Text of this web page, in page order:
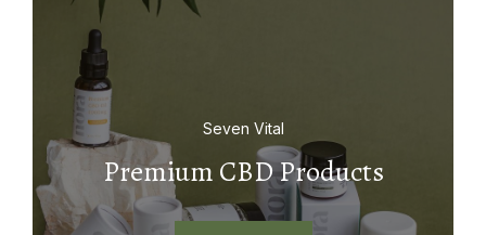
Seven Vital
Premium CBD Products